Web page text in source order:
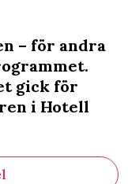
– för andra
gick för
i Hotell